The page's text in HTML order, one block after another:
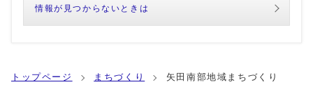
情報が見つからないときは
トップページ まちづくり 矢田南部地域まちづくり